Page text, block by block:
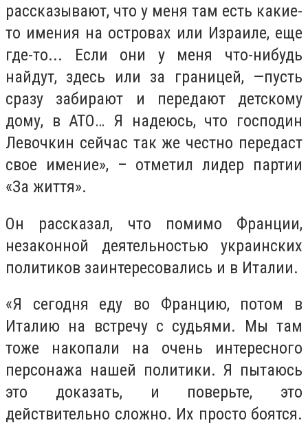
рассказывают, что у меня там есть какие-
то имения на островах или Израиле, еще
где-то... Если они у меня что-нибудь
найдут, здесь или за границей, —пусть
сразу забирают и передают детскому
дому, в АТО… Я надеюсь, что господин
Левочкин сейчас так же честно передаст
свое имение», – отметил лидер партии
«За життя».
Он рассказал, что помимо Франции,
незаконной деятельностью украинских
политиков заинтересовались и в Италии.
«Я сегодня еду во Францию, потом в
Италию на встречу с судьями. Мы там
тоже накопали на очень интересного
персонажа нашей политики. Я пытаюсь
это доказать, и поверьте, это
действительно сложно. Их просто боятся.